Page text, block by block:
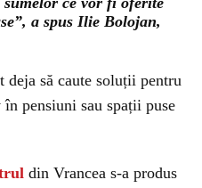
a spus Ilie Bolojan,
să caute soluții pentru
pensiuni sau spații puse
din Vrancea s-a produs